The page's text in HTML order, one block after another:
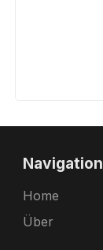
Navigation
Home
Über